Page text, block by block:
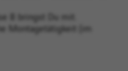
B bringst Du mit.
Montagetätigkeit (im